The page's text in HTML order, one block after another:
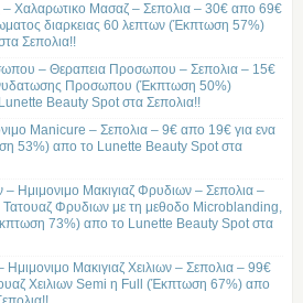
Χαλαρωτικο Μασαζ – Σεπολια – 30€ απο 69€
διαρκειας 60 λεπτων (Έκπτωση 57%)
Σεπολια!!
– Θεραπεια Προσωπου – Σεπολια – 15€
Προσωπου (Έκπτωση 50%)
Beauty Spot στα Σεπολια!!
Manicure – Σεπολια – 9€ απο 19€ για ενα
53%) απο το Lunette Beauty Spot στα
– Ημιμονιμο Μακιγιαζ Φρυδιων – Σεπολια –
Φρυδιων με τη μεθοδο Microblanding,
73%) απο το Lunette Beauty Spot στα
Ημιμονιμο Μακιγιαζ Χειλιων – Σεπολια – 99€
Χειλιων Semi η Full (Έκπτωση 67%) απο